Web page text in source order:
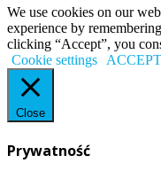
We use cookies on our
experience by
clicking “Accept”, you
Cookie settings
ACCEPT
Close
Prywatność